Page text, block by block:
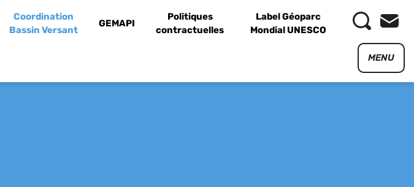
Coordination
Bassin Versant
GEMAPI
Politiques
contractuelles
Label Géoparc
Mondial UNESCO
MENU